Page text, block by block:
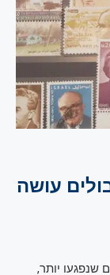
עושה
שנפגעו יותר,